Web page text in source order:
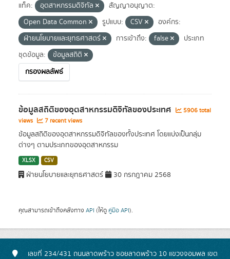
แท็ค: อุตสาหกรรมดิจิทัล
สัญญาอนุญาต:
Open Data Common
รูปแบบ: CSV
องค์กร:
ฝ่ายนโยบายและยุทธศาสตร์
การเข้าถึง: false
ประเภท
ชุดข้อมูล:
ข้อมูลสถิติ
กรองผลลัพธ์
ข้อมูลสถิติของอุตสาหกรรมดิจิทัลของประเทศ
5906 total
views
7 recent views
ข้อมูลสถิติของอุตสาหกรรมดิจิทัลของทั้งประเทศ โดยแบ่งเป็นกลุ่ม
ต่างๆ ตามประเภทของอุตสาหกรรม
XLSX CSV
ฝ่ายนโยบายและยุทธศาสตร์ 30 กรกฎาคม 2568
คุณสามารถเข้าถึงคลังทาง API (ให้ดู คู่มือ API).
เลขที่ 234/431 ถนนลาดพร้าว ซอยลาดพร้าว 10 แขวงจอมพล เขต